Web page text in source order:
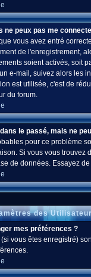
ne peux pas me
vous avez entré
de l'enregistrement,
soient activés, soit
e-mail, suivez alors les
est utilisée, c'est de
du forum.
le passé, mais ne
pour ce problème
Si vous vous trouvez
de données. Essayez
des
mes préférences ?
vous êtes enregistré)